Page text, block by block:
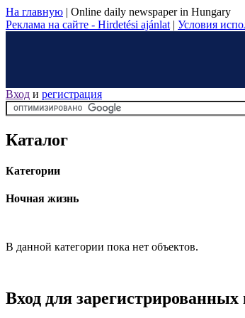
На главную | Online daily newspaper in Hungary
Реклама на сайте - Hirdetési ajánlat | Условия
Вход и регистрация
Каталог
Категории
Ночная жизнь
В данной категории пока нет объектов.
Вход для зарегистрированных